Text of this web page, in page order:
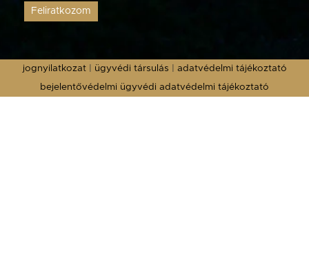
Feliratkozom
jognyilatkozat| ügyvédi társulás
adatvédelmi tájékoztató
bejelentővédelmi ügyvédi adatvédelmi tájékoztató